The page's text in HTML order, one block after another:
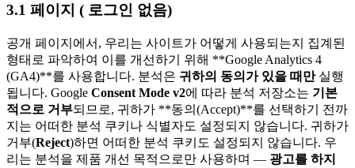
3.1 페이지 ( 로그인 없음)
공개 페이지에서, 우리는 사이트가 어떻게 사용되는지 집계된
형태로 파악하여 이를 개선하기 위해 **Google Analytics 4
(GA4)**를 사용합니다. 분석은 귀하의 동의가 있을 때만실행
됩니다. Google Consent Mode v2에 따라 분석 저장소는 기본
적으로 거부되므로, 귀하가 **동의(Accept)**를 선택하기 전까
지는 어떠한 분석 쿠키나 식별자도 설정되지 않습니다. 귀하가
거부(Reject)하면 어떠한 분석 쿠키도 설정되지 않습니다. 우
리는 분석을 제품 개선 목적으로만 사용하며 — 광고를 하지